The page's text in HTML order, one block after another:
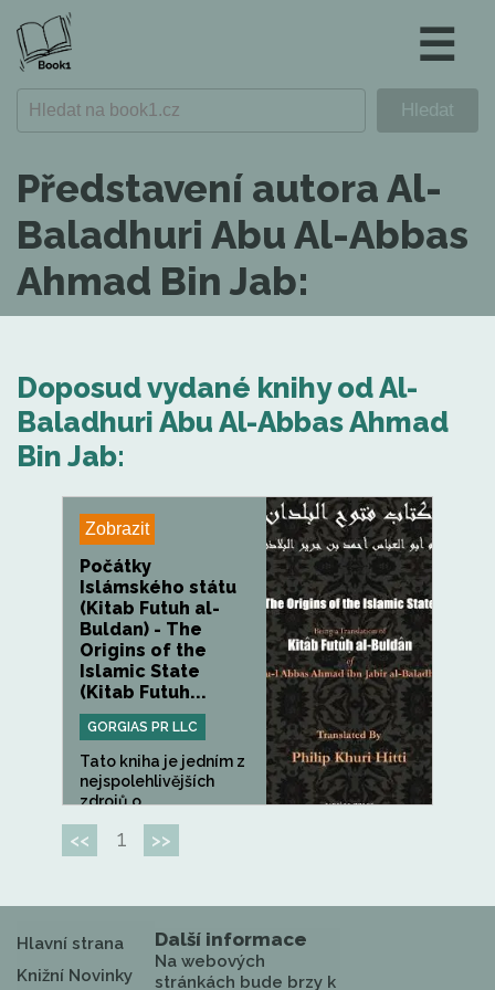
☰
Představení autora Al-
Baladhuri Abu Al-Abbas
Ahmad Bin Jab:
Doposud vydané knihy od Al-
Baladhuri Abu Al-Abbas Ahmad
Bin Jab:
Zobrazit
Počátky
Islámského státu
(Kitab Futuh al-
Buldan) - The
Origins of the
Islamic State
(Kitab Futuh...
GORGIAS PR LLC
Tato kniha je jedním z
nejspolehlivějších
zdrojů o...
<< 1 >>
Hlavní strana
Knižní Novinky
Další informace
Na webových
stránkách bude brzy k